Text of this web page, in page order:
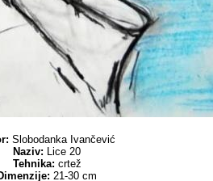
Slobodanka Ivančević
Naziv: Lice 20
Tehnika: crtež
21-30 cm